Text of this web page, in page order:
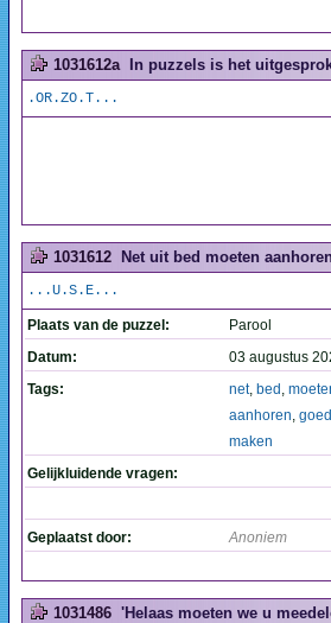
1031612a In puzzels is het
.OR.ZO.T...
1031612 Net uit bed moeten
...U.S.E...
Plaats van de puzzel:
Parool
Datum:
03 augustus
Tags:
net, bed ,
aanhoren,
maken
Gelijkluidende vragen:
Geplaatst door: Anoniem
1031486 'Helaas moeten we u